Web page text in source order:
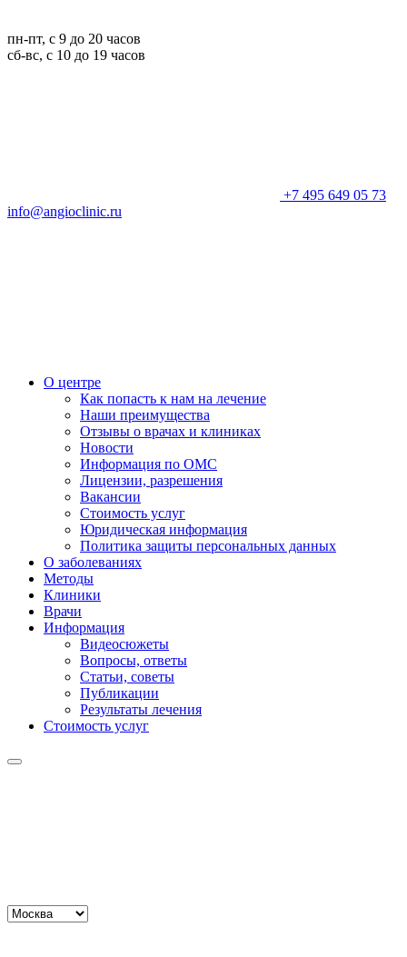
пн-пт, с 9 до 20 часов
сб-вс, с 10 до 19 часов
+7 495 649 05 73
info@angioclinic.ru
О центре
Как попасть к нам на лечение
Наши преимущества
Отзывы о врачах и клиниках
Новости
Информация по ОМС
Лицензии, разрешения
Вакансии
Стоимость услуг
Юридическая информация
Политика защиты персональных данных
О заболеваниях
Методы
Клиники
Врачи
Информация
Видеосюжеты
Вопросы, ответы
Статьи, советы
Публикации
Результаты лечения
Стоимость услуг